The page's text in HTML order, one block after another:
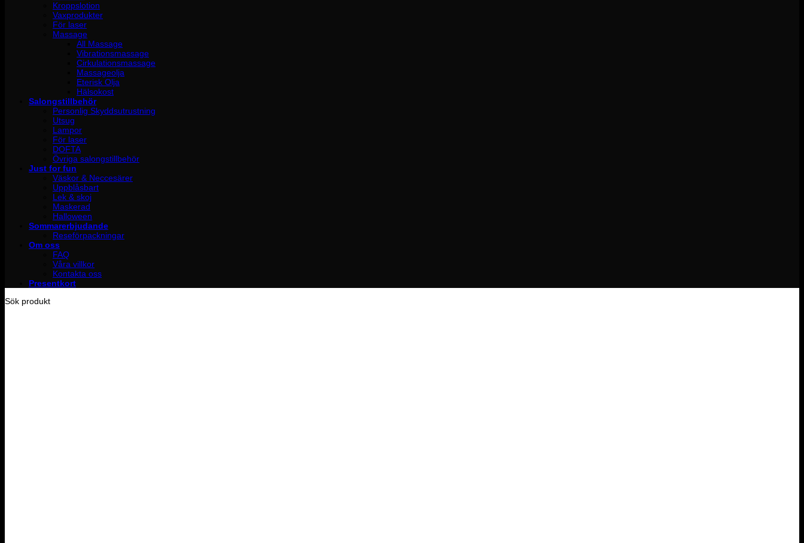
Kroppslotion
Vaxprodukter
För laser
Massage
All Massage
Vibrationsmassage
Cirkulationsmassage
Massageolja
Eterisk Olja
Hälsokost
Salongstillbehör
Personlig Skyddsutrustning
Utsug
Lampor
För laser
DOFTA
Övriga salongstillbehör
Just for fun
Väskor & Neccesärer
Uppblåsbart
Lek & skoj
Maskerad
Halloween
Sommarerbjudande
Reseförpackningar
Om oss
FAQ
Våra villkor
Kontakta oss
Presentkort
Sök produkt